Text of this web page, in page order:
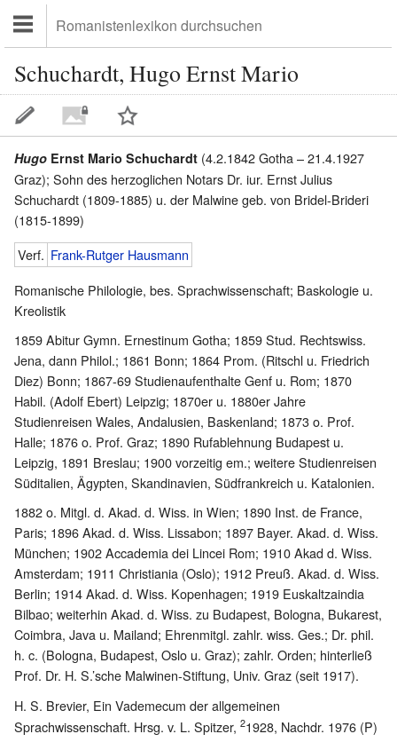
Schuchardt, Hugo Ernst Mario
Hugo Ernst Mario Schuchardt (4.2.1842 Gotha – 21.4.1927
Graz); Sohn des herzoglichen Notars Dr. iur. Ernst Julius
Schuchardt (1809-1885) u. der Malwine geb. von Bridel-Brideri
(1815-1899)
Verf. Frank-Rutger Hausmann
Romanische Philologie, bes. Sprachwissenschaft; Baskologie u.
Kreolistik
1859 Abitur Gymn. Ernestinum Gotha; 1859 Stud. Rechtswiss.
Jena, dann Philol.; 1861 Bonn; 1864 Prom. (Ritschl u. Friedrich
Diez) Bonn; 1867-69 Studienaufenthalte Genf u. Rom; 1870
Habil. (Adolf Ebert) Leipzig; 1870er u. 1880er Jahre
Studienreisen Wales, Andalusien, Baskenland; 1873 o. Prof.
Halle; 1876 o. Prof. Graz; 1890 Rufablehnung Budapest u.
Leipzig, 1891 Breslau; 1900 vorzeitig em.; weitere Studienreisen
Süditalien, Ägypten, Skandinavien, Südfrankreich u. Katalonien.
1882 o. Mitgl. d. Akad. d. Wiss. in Wien; 1890 Inst. de France,
Paris; 1896 Akad. d. Wiss. Lissabon; 1897 Bayer. Akad. d. Wiss.
München; 1902 Accademia dei Lincei Rom; 1910 Akad d. Wiss.
Amsterdam; 1911 Christiania (Oslo); 1912 Preuß. Akad. d. Wiss.
Berlin; 1914 Akad. d. Wiss. Kopenhagen; 1919 Euskaltzaindia
Bilbao; weiterhin Akad. d. Wiss. zu Budapest, Bologna, Bukarest,
Coimbra, Java u. Mailand; Ehrenmitgl. zahlr. wiss. Ges.; Dr. phil.
h. c. (Bologna, Budapest, Oslo u. Graz); zahlr. Orden; hinterließ
Prof. Dr. H. S.’sche Malwinen-Stiftung, Univ. Graz (seit 1917).
H. S. Brevier, Ein Vademecum der allgemeinen
Sprachwissenschaft. Hrsg. v. L. Spitzer, 21928, Nachdr. 1976 (P)